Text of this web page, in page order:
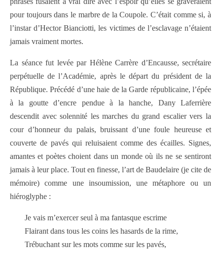
pour toujours dans le marbre de la Coupole. C’était comme si, à
l’instar d’Hector Bianciotti, les victimes de l’esclavage n’étaient
jamais vraiment mortes.
La séance fut levée par Hélène Carrère d’Encausse, secrétaire
perpétuelle de l’Académie, après le départ du président de la
République. Précédé d’une haie de la Garde républicaine, l’épée
à la goutte d’encre pendue à la hanche, Dany Laferrière
descendit avec solennité les marches du grand escalier vers la
cour d’honneur du palais, bruissant d’une foule heureuse et
couverte de pavés qui reluisaient comme des écailles. Signes,
amantes et poètes choient dans un monde où ils ne se sentiront
jamais à leur place. Tout en finesse, l’art de Baudelaire (je cite de
mémoire) comme une insoumission, une métaphore ou un
hiéroglyphe :
Je vais m’exercer seul à ma fantasque escrime
Flairant dans tous les coins les hasards de la rime,
Trébuchant sur les mots comme sur les pavés,